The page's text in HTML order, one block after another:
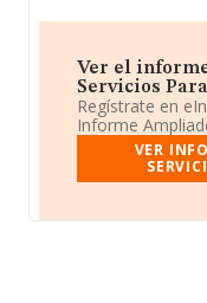
Ver el
Servicios
Regístrate en
Informe
VER